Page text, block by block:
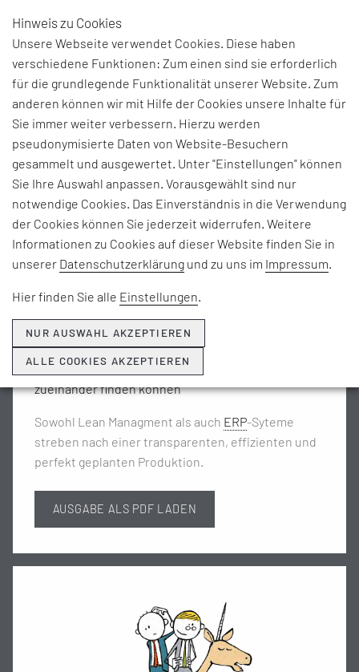
ROI DIALOG AUSGABE
47
SQUARING THE CIRCLE - Wie Lean und ERP
zueinander finden können
Sowohl Lean Managment als auch ERP-Syteme
streben nach einer transparenten, effizienten und
perfekt geplanten Produktion.
AUSGABE ALS PDF LADEN
Hinweis zu Cookies
Unsere Webseite verwendet Cookies. Diese haben
verschiedene Funktionen: Zum einen sind sie erforderlich
für die grundlegende Funktionalität unserer Website. Zum
anderen können wir mit Hilfe der Cookies unsere Inhalte für
Sie immer weiter verbessern. Hierzu werden
pseudonymisierte Daten von Website-Besuchern
gesammelt und ausgewertet. Unter "Einstellungen" können
Sie Ihre Auswahl anpassen. Vorausgewählt sind nur
notwendige Cookies. Das Einverständnis in die Verwendung
der Cookies können Sie jederzeit widerrufen. Weitere
Informationen zu Cookies auf dieser Website finden Sie in
unserer Datenschutzerklärung und zu uns im Impressum.
Hier finden Sie alle Einstellungen.
NUR AUSWAHL AKZEPTIEREN
ALLE COOKIES AKZEPTIEREN